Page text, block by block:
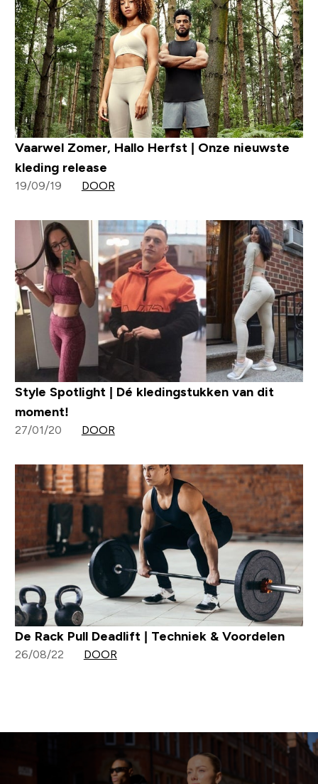
Vaarwel Zomer, Hallo Herfst | Onze nieuwste
kleding release
19/09/19 DOOR
Style Spotlight | Dé kledingstukken van dit
moment!
27/01/20 DOOR
De Rack Pull Deadlift | Techniek & Voordelen
26/08/22 DOOR